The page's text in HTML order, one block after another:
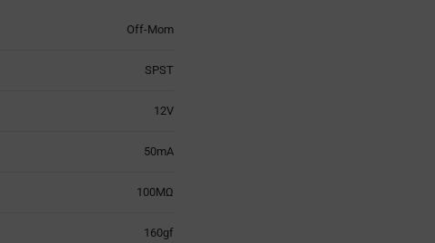
Off-Mom
SPST
12V
50mA
100MΩ
160gf